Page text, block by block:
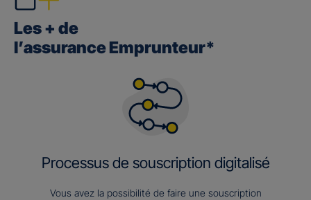
Les + de
l’assurance Emprunteur*
Processus de souscription digitalisé
Vous avez la possibilité de faire une souscription